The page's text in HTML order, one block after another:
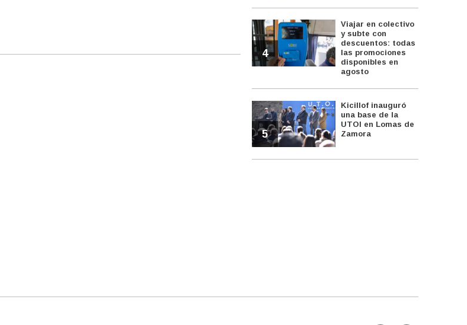
4
Viajar en colectivo
y subte con
descuentos: todas
las promociones
disponibles en
agosto
5
Kicillof inauguró
una base de la
UTOI en Lomas de
Zamora